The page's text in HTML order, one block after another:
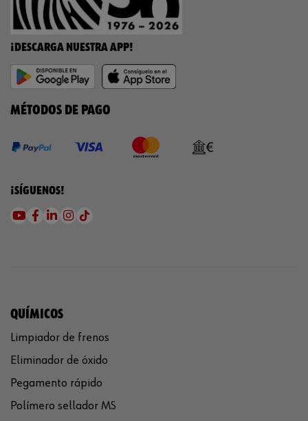
¡DESCARGA NUESTRA APP!
MÉTODOS DE PAGO
¡SÍGUENOS!
QUÍMICOS
Limpiador de frenos
Eliminador de óxido
Pegamento rápido
Polímero sellador MS